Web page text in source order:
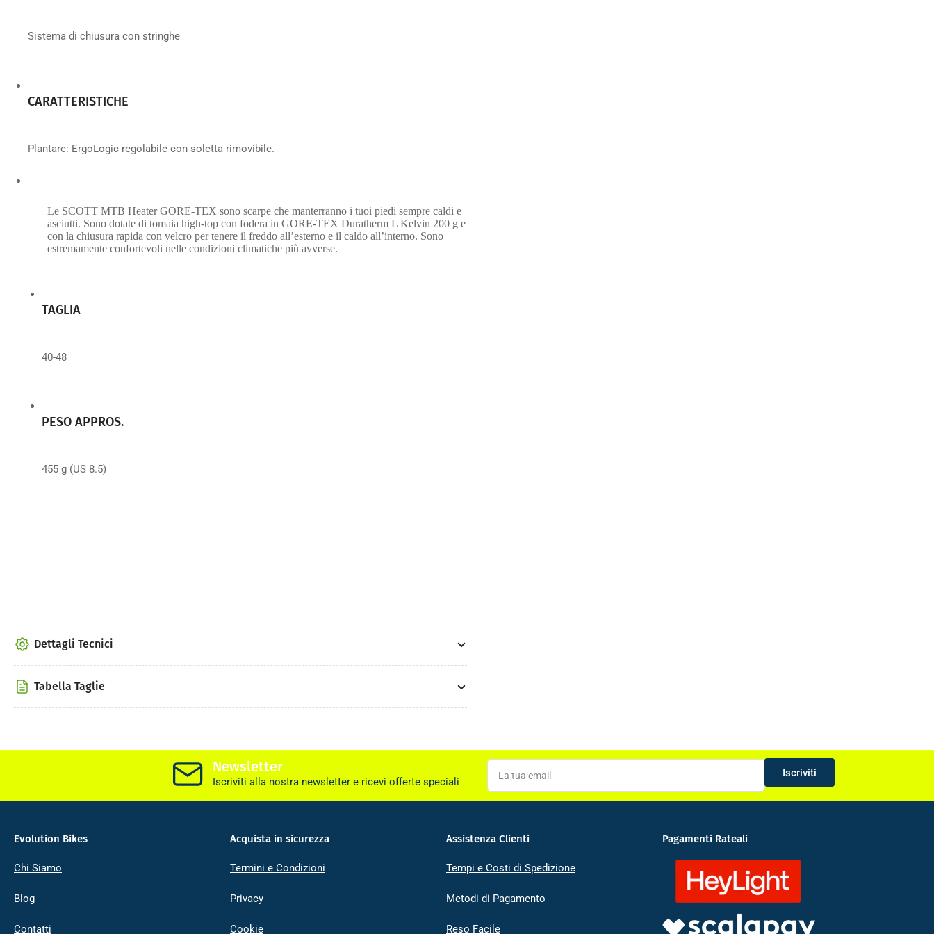
Sistema di chiusura con stringhe
CARATTERISTICHE
Plantare: ErgoLogic regolabile con soletta rimovibile.
Le SCOTT MTB Heater GORE-TEX sono scarpe che manterranno i tuoi piedi sempre caldi e
asciutti. Sono dotate di tomaia high-top con fodera in GORE-TEX Duratherm L Kelvin 200 g e
con la chiusura rapida con velcro per tenere il freddo all’esterno e il caldo all’interno. Sono
estremamente confortevoli nelle condizioni climatiche più avverse.
TAGLIA
40-48
PESO APPROS.
455 g (US 8.5)
Dettagli Tecnici
Tabella Taglie
Newsletter
Iscriviti alla nostra newsletter e ricevi offerte speciali
La
tua
email
Iscriviti
Evolution Bikes
Chi Siamo
Blog
Contatti
Acquista in sicurezza
Termini e Condizioni
Privacy
Cookie
Assistenza Clienti
Tempi e Costi di Spedizione
Metodi di Pagamento
Reso Facile
Pagamenti Rateali